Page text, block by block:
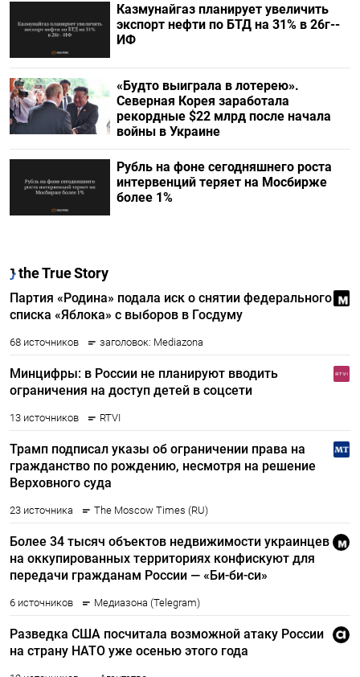
Казмунайгаз планирует увеличить
экспорт нефти по БТД на 31% в 26г--
ИФ
«Будто выиграла в лотерею».
Северная Корея заработала
рекордные $22 млрд после начала
войны в Украине
Рубль на фоне сегодняшнего роста
интервенций теряет на Мосбирже
более 1%